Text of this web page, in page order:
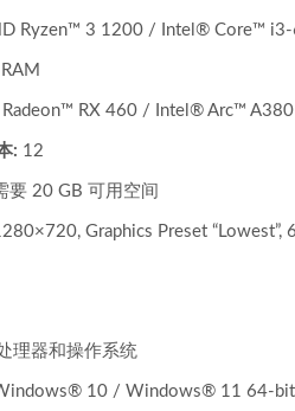
Ryzen™ 3 1200 / Intel® Core™
RX 460 / Intel® Arc™
: 12
要 20 GB 可用空间
Graphics Preset “Lowest”,
理器和操作系统
10 / Windows® 11 64-bit